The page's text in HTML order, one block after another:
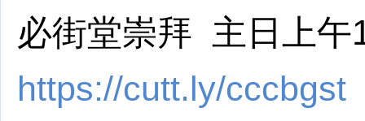
必街堂崇拜 主日上午
https://cutt.ly/cccbgst